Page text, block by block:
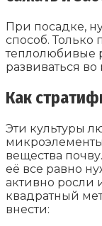
При посадке,
способ. Только
теплолюбивые
развиваться
Как
Эти культуры
вещества
её все равно
активно росли
квадратный
внести: